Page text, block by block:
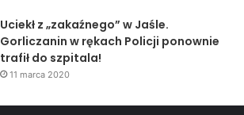
Uciekł z „zakaźnego” w Jaśle.
Gorliczanin w rękach Policji ponownie
trafił do szpitala!
11 marca 2020